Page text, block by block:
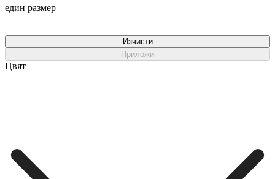
един размер
Изчисти
Приложи
Цвят